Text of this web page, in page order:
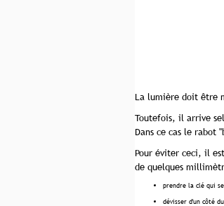
La lumière doit être
Toutefois, il arrive
Dans ce cas le rabot
Pour éviter ceci, il
de quelques
prendre la clé qui
dévisser d'un côté